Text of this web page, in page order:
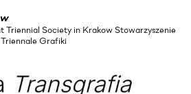
Triennial Society in Krakow Stowarzyszenie
Grafiki